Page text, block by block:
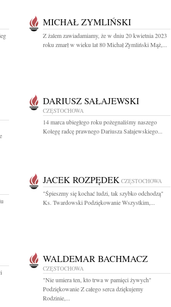
MICHAŁ ZYMLIŃSKI
Z żalem zawiadamiamy, że w dniu 20 kwietnia 2023
roku zmarł w wieku lat 80 Michał Zymliński Mąż,...
DARIUSZ SAŁAJEWSKI
CZĘSTOCHOWA
14 marca ubiegłego roku pożegnaliśmy naszego
Kolegę radcę prawnego Dariusza Sałajewskiego...
JACEK ROZPĘDEK CZĘSTOCHOWA
"Śpieszmy się kochać ludzi, tak szybko odchodzą"
Ks. Twardowski Podziękowanie Wszystkim,...
WALDEMAR BACHMACZ
CZĘSTOCHOWA
"Nie umiera ten, kto trwa w pamięci żywych"
Podziękowanie Z całego serca dziękujemy
Rodzinie,...